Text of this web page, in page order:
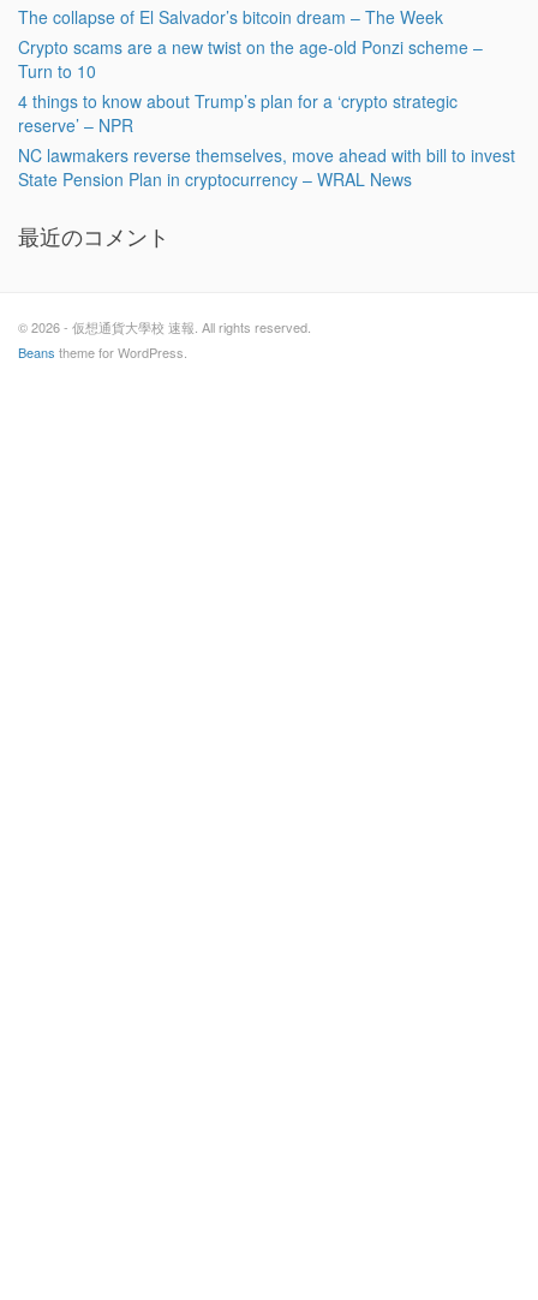
The collapse of El Salvador’s bitcoin dream – The Week
Crypto scams are a new twist on the age-old Ponzi scheme –
Turn to 10
4 things to know about Trump’s plan for a ‘crypto strategic
reserve’ – NPR
NC lawmakers reverse themselves, move ahead with bill to invest
State Pension Plan in cryptocurrency – WRAL News
最近のコメント
© 2026 - 仮想通貨大學校 速報. All rights reserved.
Beans theme for WordPress.